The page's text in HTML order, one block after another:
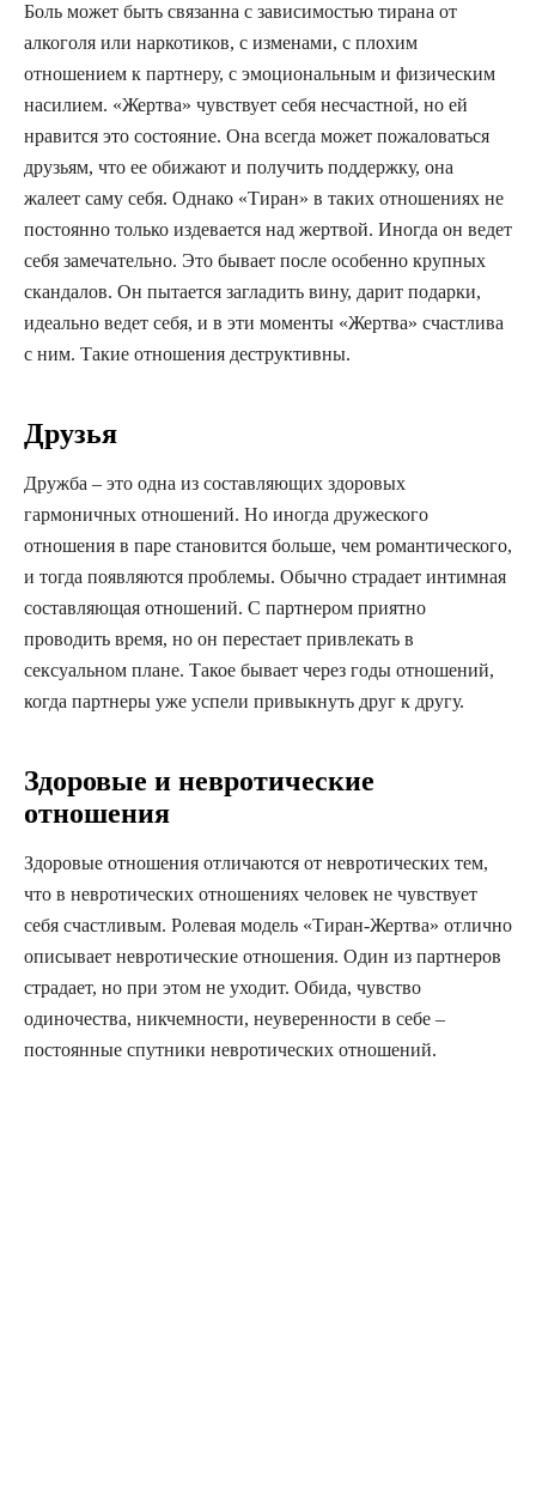
Боль может быть связанна с зависимостью тирана от
алкоголя или наркотиков, с изменами, с плохим
отношением к партнеру, с эмоциональным и физическим
насилием. «Жертва» чувствует себя несчастной, но ей
нравится это состояние. Она всегда может пожаловаться
друзьям, что ее обижают и получить поддержку, она
жалеет саму себя. Однако «Тиран» в таких отношениях не
постоянно только издевается над жертвой. Иногда он ведет
себя замечательно. Это бывает после особенно крупных
скандалов. Он пытается загладить вину, дарит подарки,
идеально ведет себя, и в эти моменты «Жертва» счастлива
с ним. Такие отношения деструктивны.
Друзья
Дружба – это одна из составляющих здоровых
гармоничных отношений. Но иногда дружеского
отношения в паре становится больше, чем романтического,
и тогда появляются проблемы. Обычно страдает интимная
составляющая отношений. С партнером приятно
проводить время, но он перестает привлекать в
сексуальном плане. Такое бывает через годы отношений,
когда партнеры уже успели привыкнуть друг к другу.
Здоровые и невротические
отношения
Здоровые отношения отличаются от невротических тем,
что в невротических отношениях человек не чувствует
себя счастливым. Ролевая модель «Тиран-Жертва» отлично
описывает невротические отношения. Один из партнеров
страдает, но при этом не уходит. Обида, чувство
одиночества, никчемности, неуверенности в себе –
постоянные спутники невротических отношений.